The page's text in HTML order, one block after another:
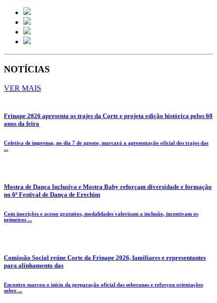
NOTÍCIAS
VER MAIS
Frinape 2026 apresenta os trajes da Corte e projeta edição histórica pelos 60
anos da feira
Coletiva de imprensa, no dia 7 de agosto, marcará a apresentação oficial dos trajes das
...
Mostra de Dança Inclusiva e Mostra Baby reforçam diversidade e formação
no 6º Festival de Dança de Erechim
Com inscrições e acesso gratuitos, modalidades valorizam a inclusão, incentivam os
primeiros ...
Comissão Social reúne Corte da Frinape 2026, familiares e representantes
para alinhamento das
Encontro marcou o início da preparação oficial das soberanas e reforçou orientações
sobre ...